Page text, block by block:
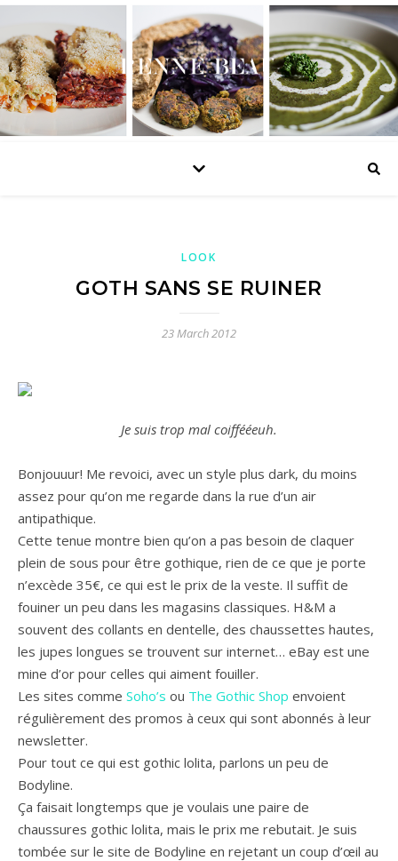
LOOK
GOTH SANS SE RUINER
23 March 2012
Je suis trop mal coiffééeuh.
Bonjouuur! Me revoici, avec un style plus dark, du moins
assez pour qu’on me regarde dans la rue d’un air
antipathique.
Cette tenue montre bien qu’on a pas besoin de claquer
plein de sous pour être gothique, rien de ce que je porte
n’excède 35€, ce qui est le prix de la veste. Il suffit de
fouiner un peu dans les magasins classiques. H&M a
souvent des collants en dentelle, des chaussettes hautes,
les jupes longues se trouvent sur internet… eBay est une
mine d’or pour celles qui aiment fouiller.
Les sites comme Soho’s ou The Gothic Shop envoient
régulièrement des promos à ceux qui sont abonnés à leur
newsletter.
Pour tout ce qui est gothic lolita, parlons un peu de
Bodyline.
Ça faisait longtemps que je voulais une paire de
chaussures gothic lolita, mais le prix me rebutait. Je suis
tombée sur le site de Bodyline en rejetant un coup d’œil au